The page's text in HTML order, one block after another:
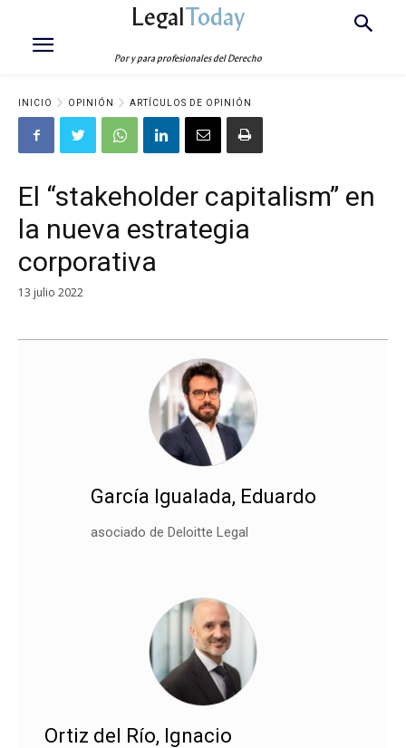
LegalToday
Por y para profesionales del Derecho
INICIO OPINIÓN ARTÍCULOS DE OPINIÓN
El “stakeholder capitalism” en
la nueva estrategia
corporativa
13 julio 2022
García Igualada, Eduardo
asociado de Deloitte Legal
Ortiz del Río, Ignacio